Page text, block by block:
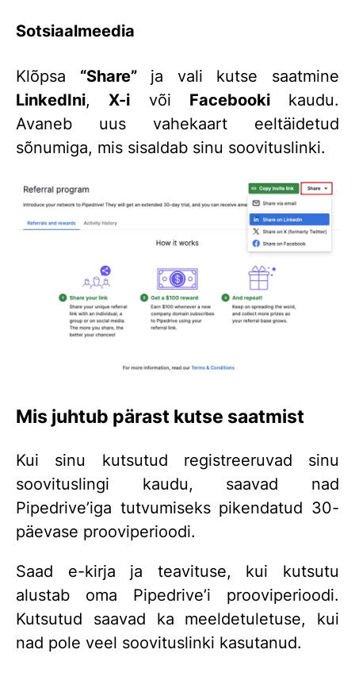
Sotsiaalmeedia
Klõpsa “Share”ja vali kutse saatmine
LinkedIni,X-i või Facebookikaudu.
Avaneb uus vahekaart eeltäidetud
sõnumiga, mis sisaldab sinu soovituslinki.
Mis juhtub pärast kutse saatmist
Kui sinu kutsutud registreeruvad sinu
soovituslingi kaudu, saavad nad
Pipedrive’iga tutvumiseks pikendatud 30-
päevase prooviperioodi.
Saad e-kirja ja teavituse, kui kutsutu
alustab oma Pipedrive’i prooviperioodi.
Kutsutud saavad ka meeldetuletuse, kui
nad pole veel soovituslinki kasutanud.